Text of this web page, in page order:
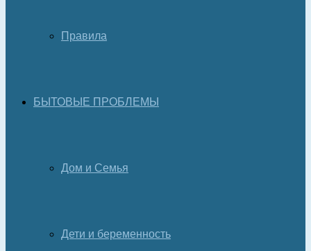
Правила
БЫТОВЫЕ ПРОБЛЕМЫ
Дом и Семья
Дети и беременность